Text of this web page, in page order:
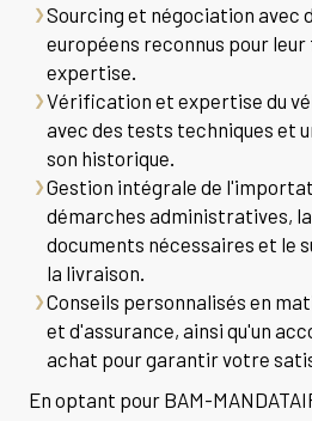
Sourcing et négociation avec
européens reconnus pour
expertise.
Vérification et expertise du
avec des tests techniques et
son historique.
Gestion intégrale de
démarches administratives,
documents nécessaires et le
la livraison.
Conseils personnalisés en
et d'assurance, ainsi qu'un
achat pour garantir votre
En optant pour BAM-